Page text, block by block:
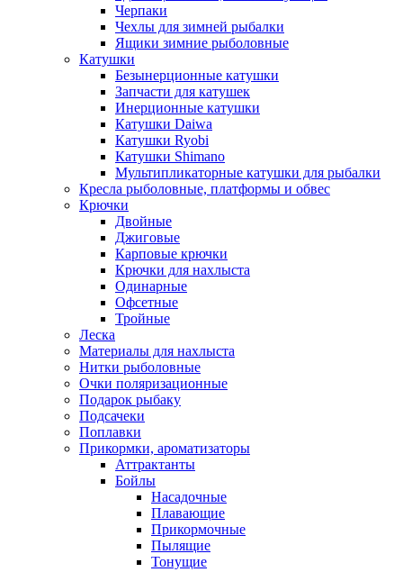
Черпаки
Чехлы для зимней рыбалки
Ящики зимние рыболовные
Катушки
Безынерционные катушки
Запчасти для катушек
Инерционные катушки
Катушки Daiwa
Катушки Ryobi
Катушки Shimano
Мультипликаторные катушки для рыбалки
Кресла рыболовные, платформы и обвес
Крючки
Двойные
Джиговые
Карповые крючки
Крючки для нахлыста
Одинарные
Офсетные
Тройные
Леска
Материалы для нахлыста
Нитки рыболовные
Очки поляризационные
Подарок рыбаку
Подсачеки
Поплавки
Прикормки, ароматизаторы
Аттрактанты
Бойлы
Насадочные
Плавающие
Прикормочные
Пылящие
Тонущие